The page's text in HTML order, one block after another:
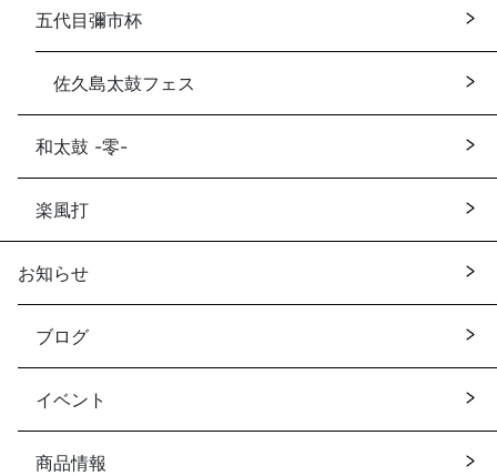
五代目彌市杯
佐久島太鼓フェス
和太鼓 -零-
楽風打
お知らせ
ブログ
イベント
商品情報